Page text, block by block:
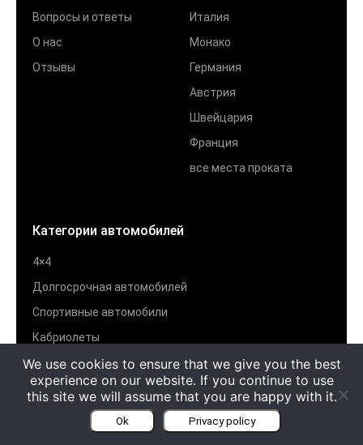
Вопросы и ответы
О нас
Отзывы
Италия
Монако
Германия
Австрия
Швейцария
Франция
все места проката
Категории автомобилей
4×4
Долгосрочная автомобилей
Спортивные автомобили
Кабриолеты
Престижные автомобили
Суперкары
все категории автомобилей
We use cookies to ensure that we give you the best
experience on our website. If you continue to use
this site we will assume that you are happy with it.
Ok Privacy policy